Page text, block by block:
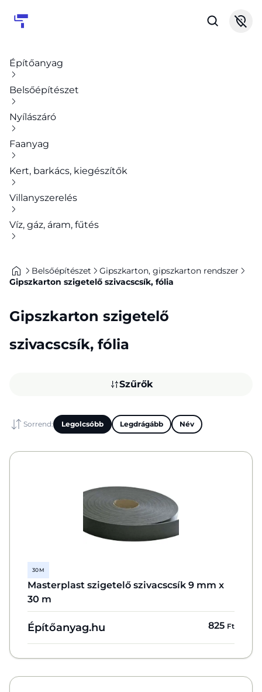
Építőanyag
Belsőépítészet
Nyílászáró
Faanyag
Kert, barkács, kiegészítők
Villanyszerelés
Víz, gáz, áram, fűtés
Belsőépítészet
Gipszkarton, gipszkarton rendszer
Gipszkarton szigetelő szivacscsík, fólia
Gipszkarton szigetelő
szivacscsík, fólia
Szűrők
Sorrend: Legolcsóbb Legdrágább Név
30 M
Masterplast szigetelő szivacscsík 9 mm x
30 m
Építőanyag.hu 825 Ft